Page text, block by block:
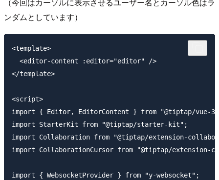
ンダムとしています）
<template>
  <editor-content :editor="editor" />
</template>
<script>
import { Editor, EditorContent } from "@tiptap/vue-
import StarterKit from "@tiptap/starter-kit";
import Collaboration from "@tiptap/extension-
import CollaborationCursor from "@tiptap/extension-
import { WebsocketProvider } from "y-websocket";